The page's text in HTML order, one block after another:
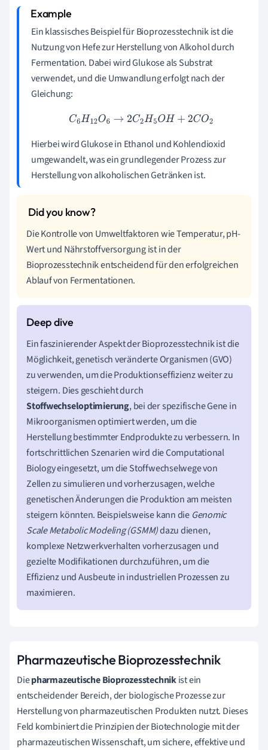
Ein klassisches Beispiel für Bioprozesstechnik ist die
Nutzung von Hefe zur Herstellung von Alkohol durch
Fermentation. Dabei wird Glukose als Substrat
verwendet, und die Umwandlung erfolgt nach der
Gleichung:
C6H12O6 →2C2H5OH+2 CO2
Hierbei wird Glukose in Ethanol und Kohlendioxid
umgewandelt, was ein grundlegender Prozess zur
Herstellung von alkoholischen Getränken ist.
Die Kontrolle von Umweltfaktoren wie Temperatur, pH-
Wert und Nährstoffversorgung ist in der
Bioprozesstechnik entscheidend für den erfolgreichen
Ablauf von Fermentationen.
Ein faszinierender Aspekt der Bioprozesstechnik ist die
Möglichkeit, genetisch veränderte Organismen (GVO)
zu verwenden, um die Produktionseffizienz weiter zu
steigern. Dies geschieht durch
Stoffwechseloptimierung, bei der spezifische Gene in
Mikroorganismen optimiert werden, um die
Herstellung bestimmter Endprodukte zu verbessern. In
fortschrittlichen Szenarien wird die Computational
Biology eingesetzt, um die Stoffwechselwege von
Zellen zu simulieren und vorherzusagen, welche
genetischen Änderungen die Produktion am meisten
steigern könnten. Beispielsweise kann die Genomic
Scale Metabolic Modeling (GSMM)dazu dienen,
komplexe Netzwerkverhalten vorherzusagen und
gezielte Modifikationen durchzuführen, um die
Effizienz und Ausbeute in industriellen Prozessen zu
maximieren.
Pharmazeutische Bioprozesstechnik
Diepharmazeutische Bioprozesstechnikist ein
entscheidender Bereich, der biologische Prozesse zur
Herstellung von pharmazeutischen Produkten nutzt. Dieses
Feld kombiniert die Prinzipien der Biotechnologie mit der
pharmazeutischen Wissenschaft, um sichere, effektive und